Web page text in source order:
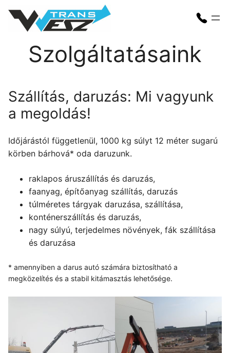
content
Szolgáltatásaink
Szállítás, daruzás: Mi vagyunk
a megoldás!
Időjárástól függetlenül, 1000 kg súlyt 12 méter sugarú
körben bárhová* oda daruzunk.
raklapos áruszállítás és daruzás,
faanyag, építőanyag szállítás, daruzás
túlméretes tárgyak daruzása, szállítása,
konténerszállítás és daruzás,
nagy súlyú, terjedelmes növények, fák szállítása
és daruzása
* amennyiben a darus autó számára biztosítható a
megközelítés és a stabil kitámasztás lehetősége.